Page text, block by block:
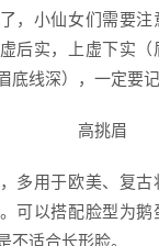
，小仙女们需要注
后实，上虚下实（
底线深），一定要记
多用于欧美、复
可以搭配脸型为
不适合长形脸。